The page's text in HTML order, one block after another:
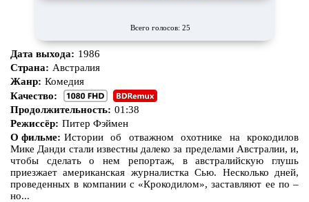
Всего голосов: 25
Дата выхода: 1986
Страна: Австралия
Жанр: Комедия
Качество:
Продолжительность: 01:38
Режиссёр: Питер Фэймен
О фильме: Истории об отважном охотнике на крокодилов
Мике Данди стали известны далеко за пределами Австралии, и,
чтобы сделать о нем репортаж, в австралийскую глушь
приезжает американская журналистка Сью. Несколько дней,
проведенных в компании с «Крокодилом», заставляют ее по –
но...